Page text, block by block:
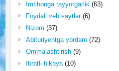
Imtihonga tayyorgarlik(63)
Foydali veb saytlar(6)
Nizom (37)
Abituriyentga yordam (72)
Ommalashtirish(9)
Ibratli hikoya(10)